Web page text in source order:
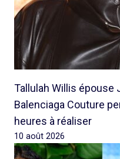
Tallulah Willis épouse
Balenciaga Couture
heures à réaliser
10 août 2026